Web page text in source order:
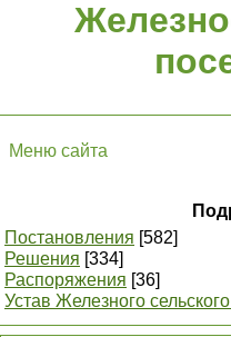
Меню сайта
Постановления [582]
Решения [334]
Распоряжения [36]
Устав Железного